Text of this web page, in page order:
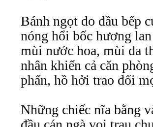
Bánh ngọt do đầu bếp
nóng hổi bốc hương
mùi nước hoa, mùi da
nhân khiến cả căn
phấn, hồ hởi trao đổi
Những chiếc nĩa bằng